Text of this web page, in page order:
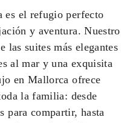
es el refugio perfecto
y aventura. Nuestro
las suites más elegantes
al mar y una exquisita
en Mallorca ofrece
la familia: desde
para compartir, hasta